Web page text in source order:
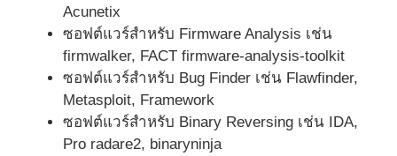
Acunetix
ซอฟต์แวร์สำหรับ Firmware Analysis เช่น
firmwalker, FACT firmware-analysis-toolkit
ซอฟต์แวร์สำหรับ Bug Finder เช่น Flawfinder,
Metasploit, Framework
ซอฟต์แวร์สำหรับ Binary Reversing เช่น IDA,
Pro radare2, binaryninja